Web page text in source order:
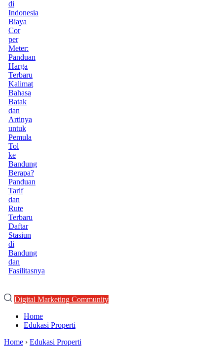
di
Indonesia
Biaya
Cor
per
Meter:
Panduan
Harga
Terbaru
Kalimat
Bahasa
Batak
dan
Artinya
untuk
Pemula
Tol
ke
Bandung
Berapa?
Panduan
Tarif
dan
Rute
Terbaru
Daftar
Stasiun
di
Bandung
dan
Fasilitasnya
Digital Marketing Community
Home
Edukasi Properti
Home › Edukasi Properti